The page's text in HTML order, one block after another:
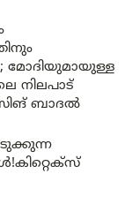
മോദിയുമായുള്ള
നിലപാട്
ബാദൽ